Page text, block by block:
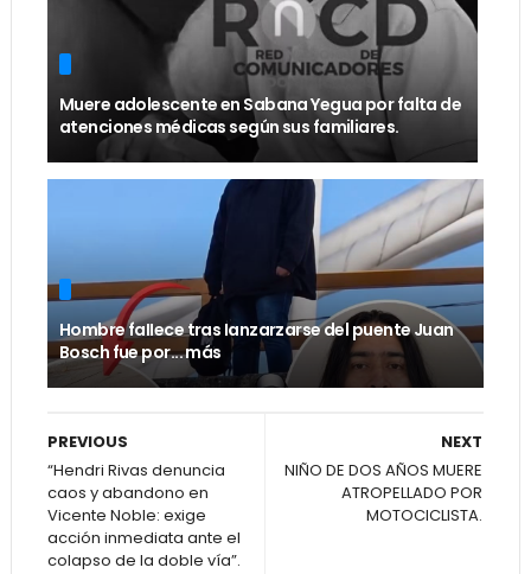
Muere adolescente en Sabana Yegua por falta de
atenciones médicas según sus familiares.
Hombre faIIece tras Ianzarzarse del puente Juan
Bosch fue por... más
NEXT
NIÑO DE DOS AÑOS MUERE
ATROPELLADO POR
MOTOCICLISTA.
PREVIOUS
“Hendri Rivas denuncia
caos y abandono en
Vicente Noble: exige
acción inmediata ante el
colapso de la doble vía”.